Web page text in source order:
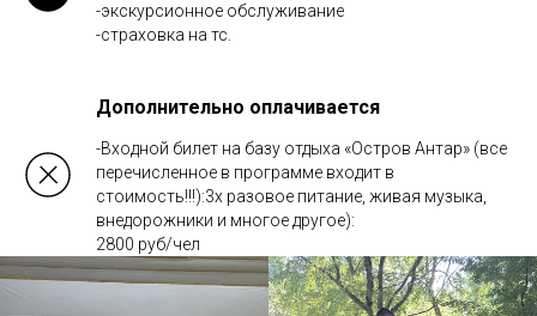
-экскурсионное обслуживание
-страховка на тс.
Дополнительно оплачивается
-Входной билет на базу отдыха «Остров Антар» (все
перечисленное в программе входит в
стоимость!!!):3х разовое питание, живая музыка,
внедорожники и многое другое):
2800 руб/чел